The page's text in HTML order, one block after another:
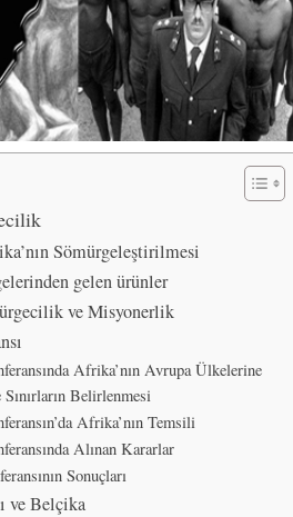
Sömürgeleştirilmesi
gelen ürünler
ve Misyonerlik
Afrika’nın Avrupa Ülkelerine
Belirlenmesi
Afrika’nın Temsili
Alınan Kararlar
Sonuçları
ve Belçika